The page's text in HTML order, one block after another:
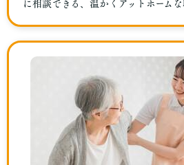
に相談できる、温かくアットホームな